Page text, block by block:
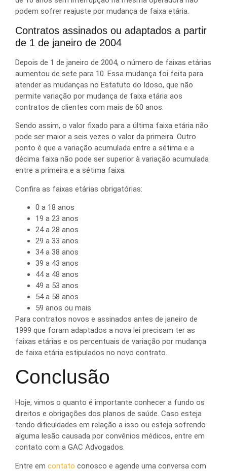
podem sofrer reajuste por mudança de faixa etária.
Contratos assinados ou adaptados a partir
de 1 de janeiro de 2004
Depois de 1 de janeiro de 2004, o número de faixas etárias
aumentou de sete para 10. Essa mudança foi feita para
atender as mudanças no Estatuto do Idoso, que não
permite variação por mudança de faixa etária aos
contratos de clientes com mais de 60 anos.
Sendo assim, o valor fixado para a última faixa etária não
pode ser maior a seis vezes o valor da primeira. Outro
ponto é que a variação acumulada entre a sétima e a
décima faixa não pode ser superior à variação acumulada
entre a primeira e a sétima faixa.
Confira as faixas etárias obrigatórias:
0 a 18 anos
19 a 23 anos
24 a 28 anos
29 a 33 anos
34 a 38 anos
39 a 43 anos
44 a 48 anos
49 a 53 anos
54 a 58 anos
59 anos ou mais
Para contratos novos e assinados antes de janeiro de
1999 que foram adaptados a nova lei precisam ter as
faixas etárias e os percentuais de variação por mudança
de faixa etária estipulados no novo contrato.
Conclusão
Hoje, vimos o quanto é importante conhecer a fundo os
direitos e obrigações dos planos de saúde. Caso esteja
tendo dificuldades em relação a isso ou esteja sofrendo
alguma lesão causada por convênios médicos, entre em
contato com a GAC Advogados.
Entre em contato conosco e agende uma conversa com